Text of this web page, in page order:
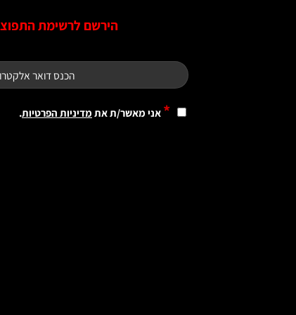
הירשם לרשימת
* אני מאשר/ת את מדיניות הפרטיות.